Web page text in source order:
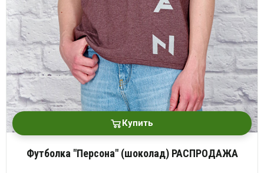
Купить
Футболка "Персона" (шоколад) РАСПРОДАЖА